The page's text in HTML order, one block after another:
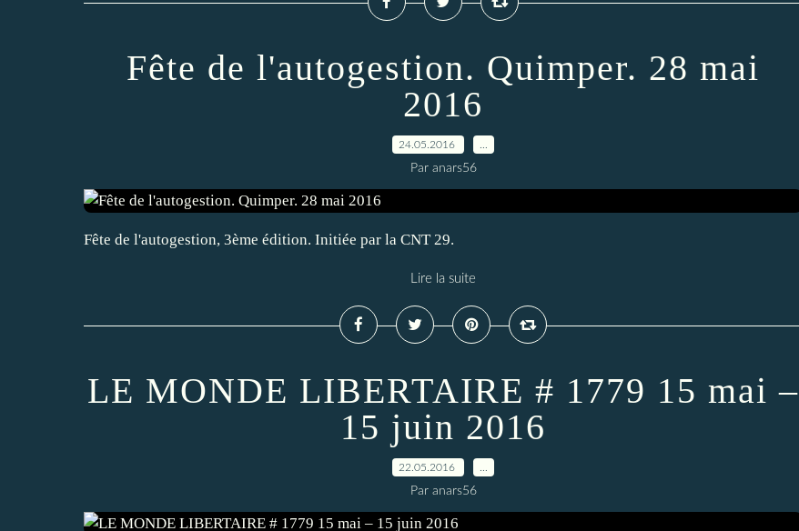
Fête de l'autogestion. Quimper. 28 mai
2016
24.05.2016
Par anars56
Fête de l'autogestion, 3ème édition. Initiée par la CNT 29.
Lire la suite
LE MONDE LIBERTAIRE # 1779 15 mai –
15 juin 2016
22.05.2016
Par anars56